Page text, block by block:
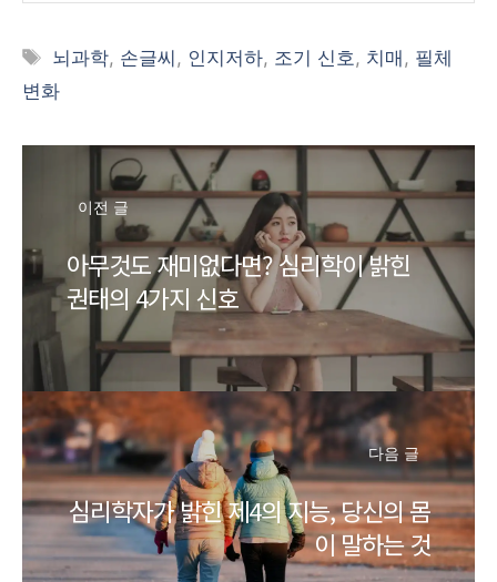
태
그
뇌과학, 손글씨 , 인지저하, 조기 신호 , 치매 , 필체
변화
이전 글
아무것도 재미없다면? 심리학이 밝힌
권태의 4가지 신호
다음 글
심리학자가 밝힌 제4의 지능, 당신의 몸
이 말하는 것